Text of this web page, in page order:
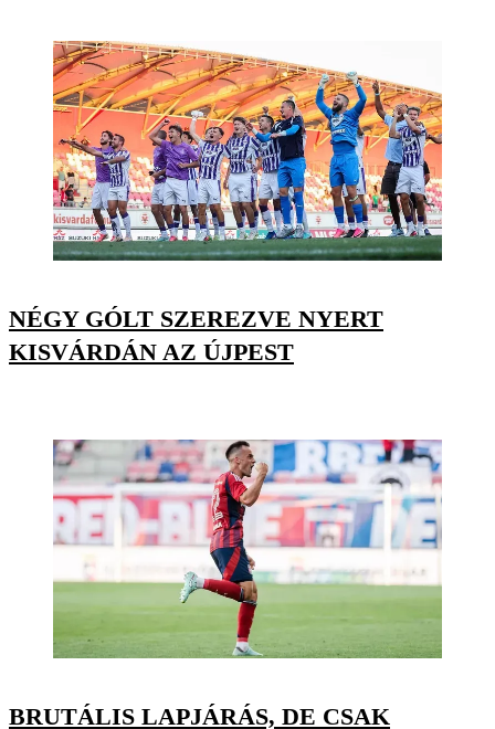
NÉGY GÓLT SZEREZVE NYERT
KISVÁRDÁN AZ ÚJPEST
BRUTÁLIS LAPJÁRÁS, DE CSAK